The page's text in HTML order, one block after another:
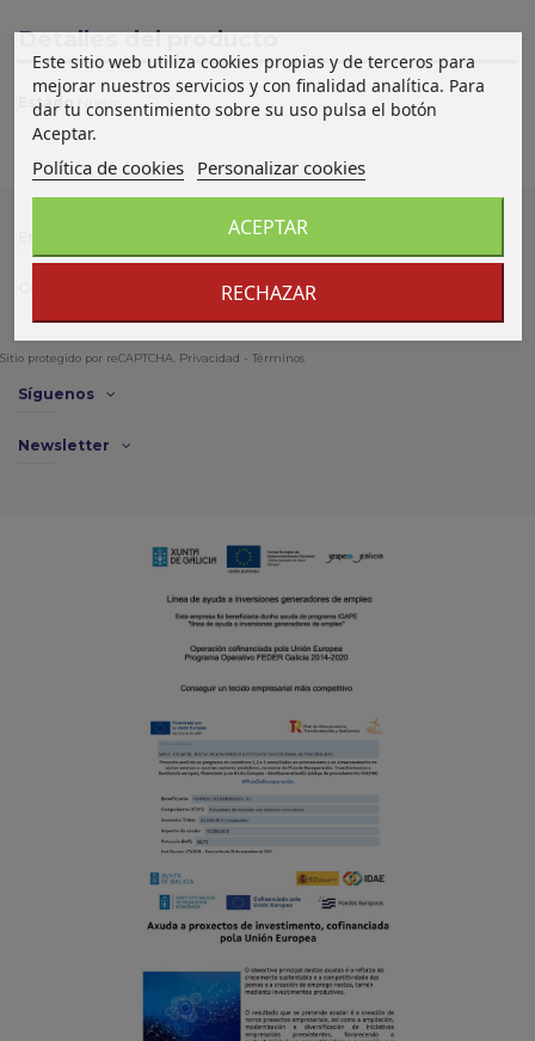
Detalles del producto
Estado Nuevo
Sitio protegido por reCAPTCHA. Privacidad - Términos
Este sitio web utiliza cookies propias y de terceros para
mejorar nuestros servicios y con finalidad analítica. Para
dar tu consentimiento sobre su uso pulsa el botón
Aceptar.
Política de cookies Personalizar cookies
RECHAZAR
ACEPTAR
Síguenos
Newsletter